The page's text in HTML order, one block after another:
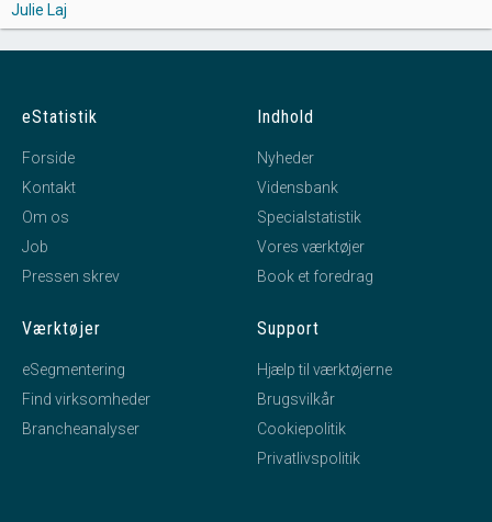
Julie Laj
eStatistik
Forside
Kontakt
Om os
Job
Pressen skrev
Indhold
Nyheder
Vidensbank
Specialstatistik
Vores værktøjer
Book et foredrag
Værktøjer
eSegmentering
Find virksomheder
Brancheanalyser
Support
Hjælp til værktøjerne
Brugsvilkår
Cookiepolitik
Privatlivspolitik